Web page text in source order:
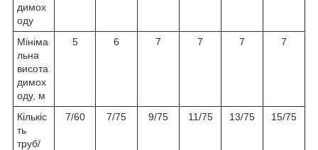
димох
оду
Мініма
льна
висота
димох
оду, м
5 6 7 7 7 7
Кількіс
ть
труб/
7/60 7/75 9/75 11/75 13/75 15/75